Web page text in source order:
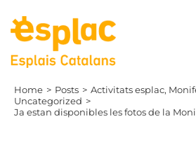
content
Home Posts Activitats esplac
Uncategorized
Ja estan disponibles les fotos de la